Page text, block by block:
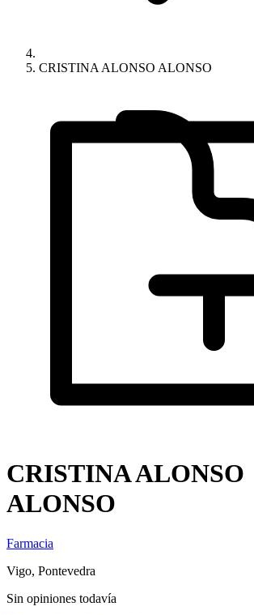
CRISTINA ALONSO ALONSO
CRISTINA ALONSO
ALONSO
Farmacia
Vigo, Pontevedra
Sin opiniones todavía